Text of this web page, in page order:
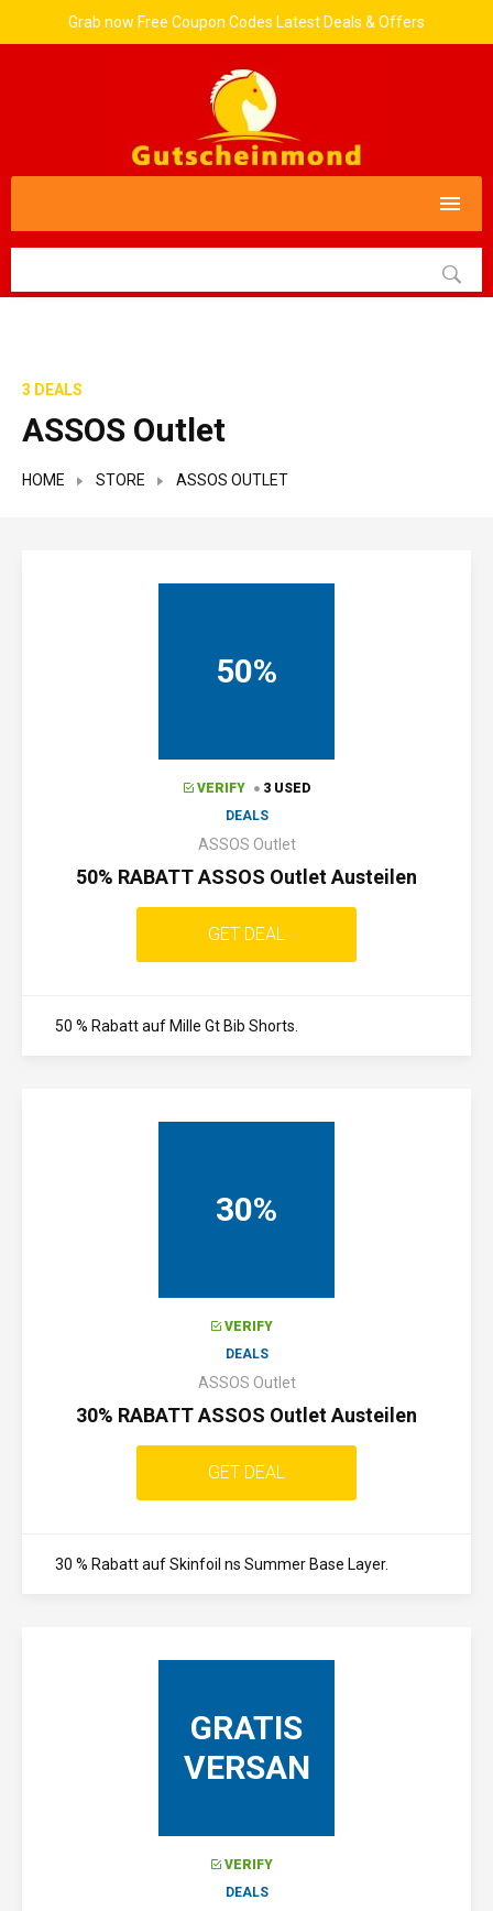
Grab now Free Coupon Codes Latest Deals & Offers
3 DEALS
ASSOS Outlet
HOME STORE ASSOS OUTLET
50%
VERIFY
3 USED
DEALS
ASSOS Outlet
50% RABATT ASSOS Outlet Austeilen
GET DEAL
50 % Rabatt auf Mille Gt Bib Shorts.
30%
VERIFY
DEALS
ASSOS Outlet
30% RABATT ASSOS Outlet Austeilen
GET DEAL
30 % Rabatt auf Skinfoil ns Summer Base Layer.
GRATIS
VERSAN
VERIFY
DEALS